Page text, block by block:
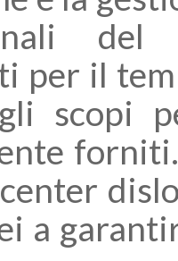
del
per il
gli scopi
a